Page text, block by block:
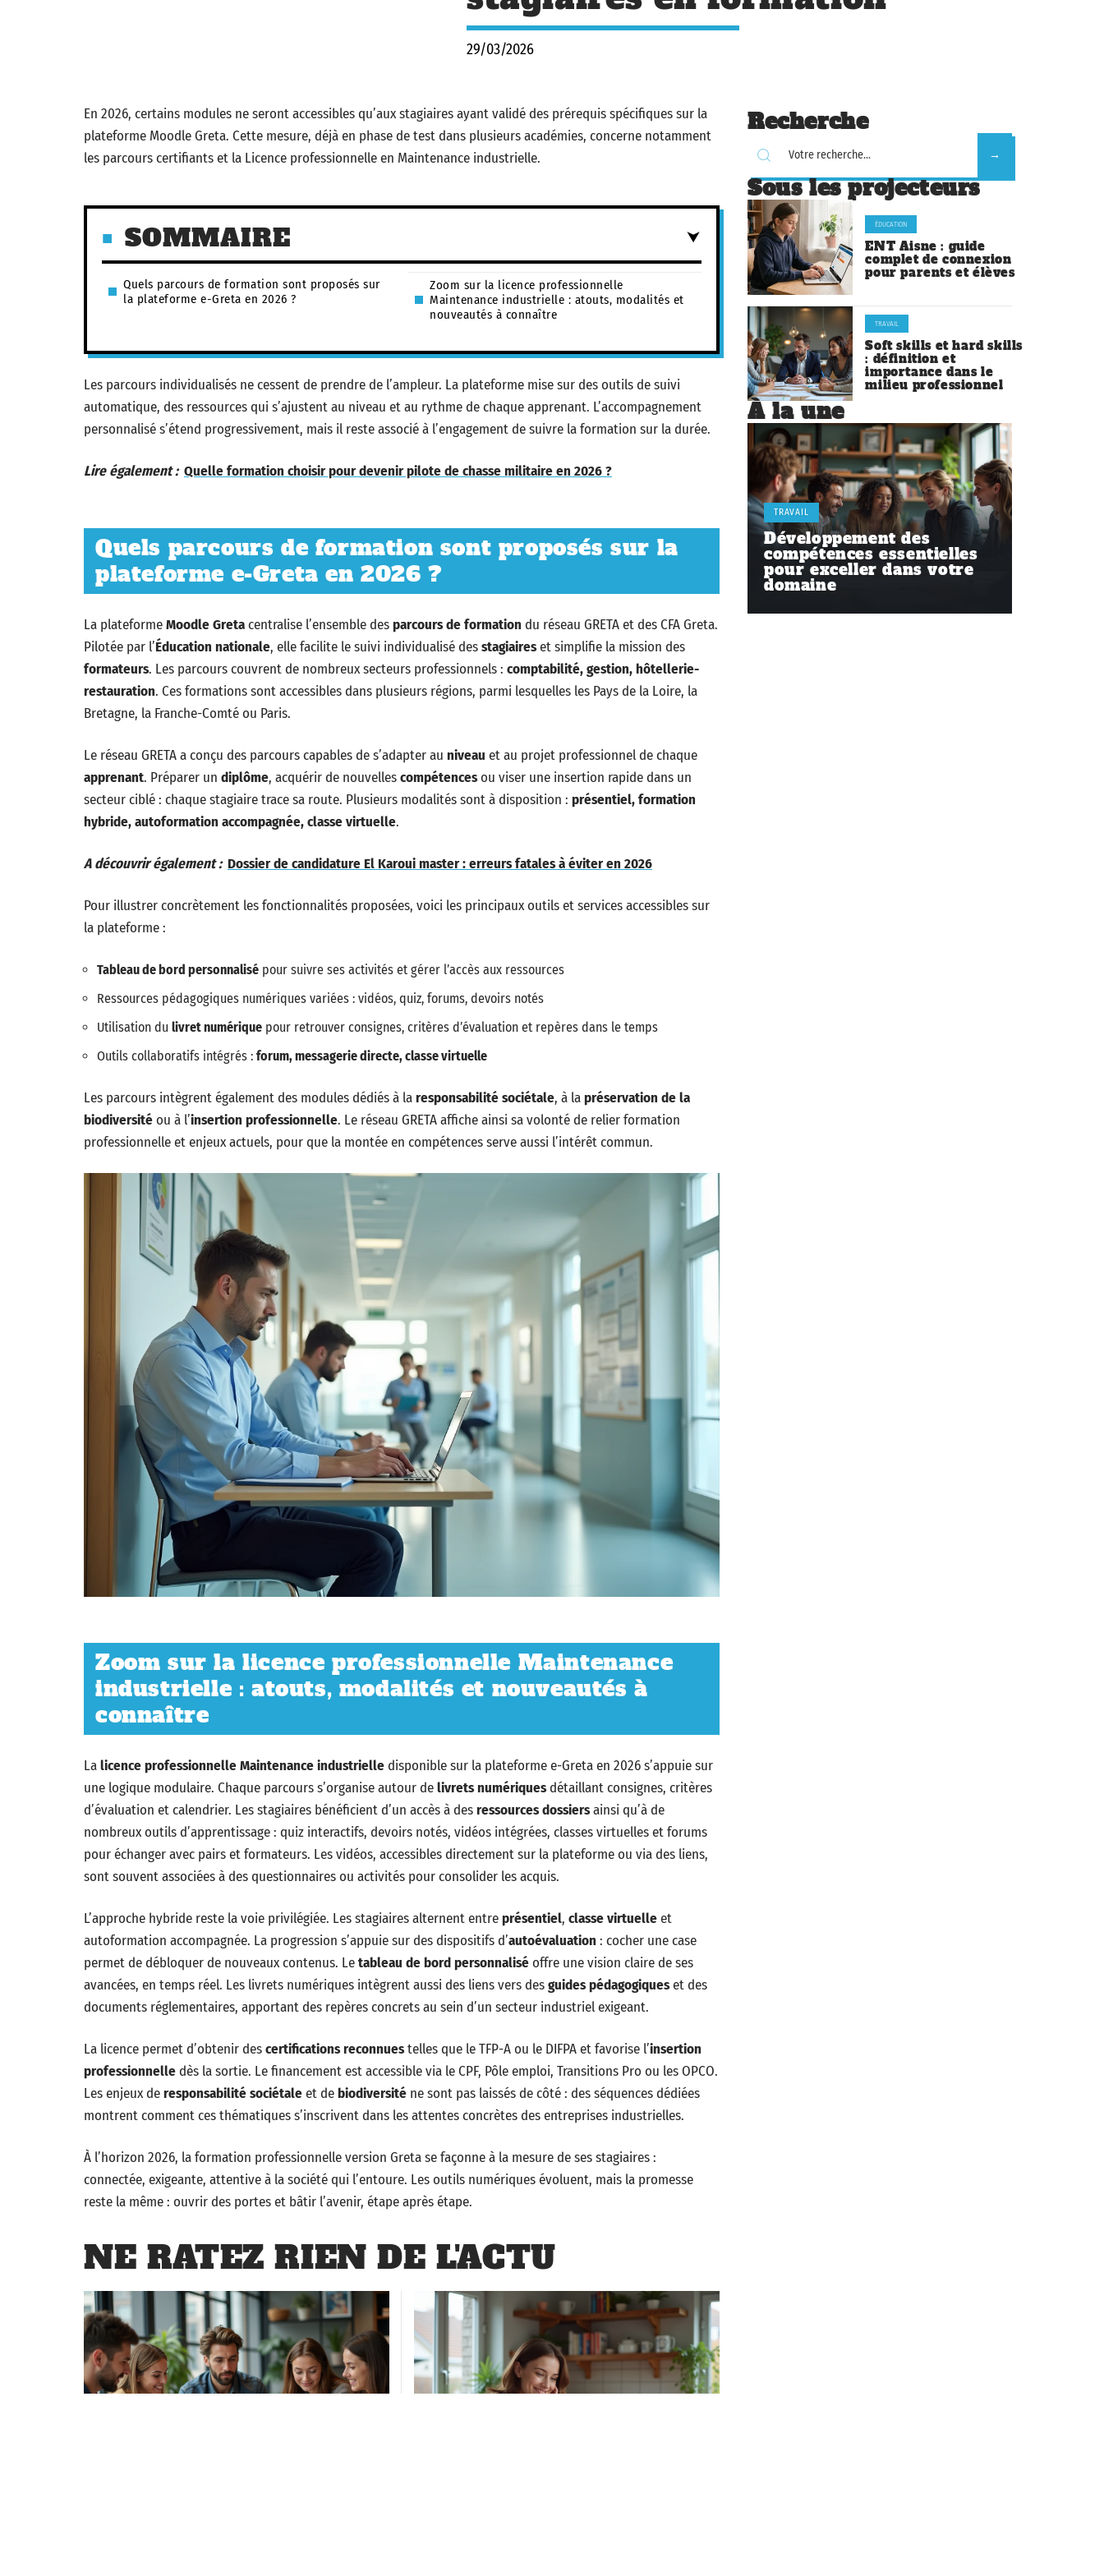
29/03/2026
En 2026, certains modules ne seront accessibles qu’aux stagiaires ayant validé des prérequis spécifiques sur la
plateforme Moodle Greta. Cette mesure, déjà en phase de test dans plusieurs académies, concerne notamment
les parcours certifiants et la Licence professionnelle en Maintenance industrielle.
SOMMAIRE
Quels parcours de formation sont proposés sur
la plateforme e-Greta en 2026 ?
Zoom sur la licence professionnelle
Maintenance industrielle : atouts, modalités et
nouveautés à connaître
Les parcours individualisés ne cessent de prendre de l’ampleur. La plateforme mise sur des outils de suivi
automatique, des ressources qui s’ajustent au niveau et au rythme de chaque apprenant. L’accompagnement
personnalisé s’étend progressivement, mais il reste associé à l’engagement de suivre la formation sur la durée.
Lire également : Quelle formation choisir pour devenir pilote de chasse militaire en 2026 ?
Quels parcours de formation sont proposés sur la
plateforme e-Greta en 2026 ?
La plateformeMoodle Gretacentralise l’ensemble desparcours de formation du réseau GRETA et des CFA Greta.
Pilotée par l’Éducation nationale, elle facilite le suivi individualisé desstagiaireset simplifie la mission des
formateurs. Les parcours couvrent de nombreux secteurs professionnels : comptabilité, gestion, hôtellerie-
restauration. Ces formations sont accessibles dans plusieurs régions, parmi lesquelles les Pays de la Loire, la
Bretagne, la Franche-Comté ou Paris.
Le réseau GRETA a conçu des parcours capables de s’adapter au niveau et au projet professionnel de chaque
apprenant. Préparer un diplôme, acquérir de nouvellescompétencesou viser une insertion rapide dans un
secteur ciblé : chaque stagiaire trace sa route. Plusieurs modalités sont à disposition : présentiel, formation
hybride, autoformation accompagnée, classe virtuelle.
A découvrir également : Dossier de candidature El Karoui master : erreurs fatales à éviter en 2026
Pour illustrer concrètement les fonctionnalités proposées, voici les principaux outils et services accessibles sur
la plateforme :
Tableau de bord personnalisé pour suivre ses activités et gérer l’accès aux ressources
Ressources pédagogiques numériques variées : vidéos, quiz, forums, devoirs notés
Utilisation du livret numérique pour retrouver consignes, critères d’évaluation et repères dans le temps
Outils collaboratifs intégrés : forum, messagerie directe, classe virtuelle
Les parcours intègrent également des modules dédiés à laresponsabilité sociétale, à lapréservation de la
biodiversitéou à l’insertion professionnelle. Le réseau GRETA affiche ainsi sa volonté de relier formation
professionnelle et enjeux actuels, pour que la montée en compétences serve aussi l’intérêt commun.
Zoom sur la licence professionnelle Maintenance
industrielle : atouts, modalités et nouveautés à
connaître
Lalicence professionnelle Maintenance industrielledisponible sur la plateforme e-Greta en 2026 s’appuie sur
une logique modulaire. Chaque parcours s’organise autour delivrets numériquesdétaillant consignes, critères
d’évaluation et calendrier. Les stagiaires bénéficient d’un accès à desressources dossiersainsi qu’à de
nombreux outils d’apprentissage : quiz interactifs, devoirs notés, vidéos intégrées, classes virtuelles et forums
pour échanger avec pairs et formateurs. Les vidéos, accessibles directement sur la plateforme ou via des liens,
sont souvent associées à des questionnaires ou activités pour consolider les acquis.
L’approche hybride reste la voie privilégiée. Les stagiaires alternent entreprésentiel, classe virtuelleet
autoformation accompagnée. La progression s’appuie sur des dispositifs d’autoévaluation : cocher une case
permet de débloquer de nouveaux contenus. Letableau de bord personnaliséoffre une vision claire de ses
avancées, en temps réel. Les livrets numériques intègrent aussi des liens vers desguides pédagogiqueset des
documents réglementaires, apportant des repères concrets au sein d’un secteur industriel exigeant.
La licence permet d’obtenir descertifications reconnuestelles que le TFP-A ou le DIFPA et favorise l’insertion
professionnelledès la sortie. Le financement est accessible via le CPF, Pôle emploi, Transitions Pro ou les OPCO.
Les enjeux deresponsabilité sociétaleet de biodiversité ne sont pas laissés de côté : des séquences dédiées
montrent comment ces thématiques s’inscrivent dans les attentes concrètes des entreprises industrielles.
À l’horizon 2026, la formation professionnelle version Greta se façonne à la mesure de ses stagiaires :
connectée, exigeante, attentive à la société qui l’entoure. Les outils numériques évoluent, mais la promesse
reste la même : ouvrir des portes et bâtir l’avenir, étape après étape.
NE RATEZ RIEN DE L'ACTU
Recherche
Sous les projecteurs
ÉDUCATION
ENT Aisne : guide
complet de connexion
pour parents et élèves
TRAVAIL
Soft skills et hard skills
: définition et
importance dans le
milieu professionnel
À la une
TRAVAIL
Développement des
compétences essentielles
pour exceller dans votre
domaine